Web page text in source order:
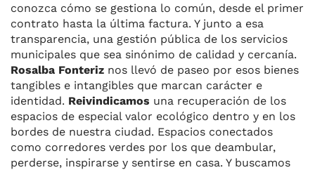
conozca cómo se gestiona lo común, desde el primer
contrato hasta la última factura. Y junto a esa
transparencia, una gestión pública de los servicios
municipales que sea sinónimo de calidad y cercanía.
Rosalba Fonteriz nos llevó de paseo por esos bienes
tangibles e intangibles que marcan carácter e
identidad. Reivindicamos una recuperación de los
espacios de especial valor ecológico dentro y en los
bordes de nuestra ciudad. Espacios conectados
como corredores verdes por los que deambular,
perderse, inspirarse y sentirse en casa. Y buscamos